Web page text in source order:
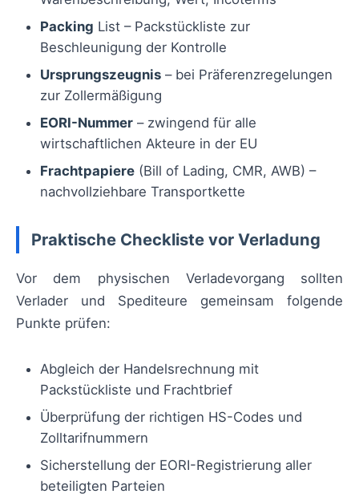
Packing List – Packstückliste zur
Beschleunigung der Kontrolle
Ursprungszeugnis – bei Präferenzregelungen
zur Zollermäßigung
EORI-Nummer – zwingend für alle
wirtschaftlichen Akteure in der EU
Frachtpapiere (Bill of Lading, CMR, AWB) –
nachvollziehbare Transportkette
Praktische Checkliste vor Verladung
Vor dem physischen Verladevorgang sollten
Verlader und Spediteure gemeinsam folgende
Punkte prüfen:
Abgleich der Handelsrechnung mit
Packstückliste und Frachtbrief
Überprüfung der richtigen HS-Codes und
Zolltarifnummern
Sicherstellung der EORI-Registrierung aller
beteiligten Parteien